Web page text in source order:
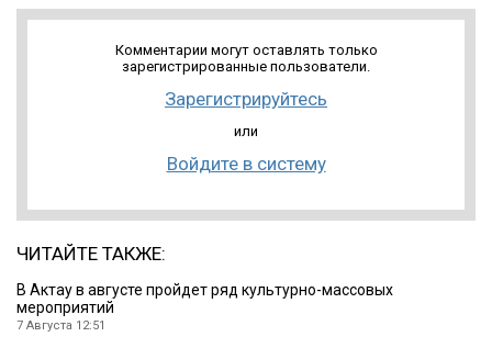
Комментарии могут оставлять только
зарегистрированные пользователи.
Зарегистрируйтесь
или
Войдите в систему
ЧИТАЙТЕ ТАКЖЕ:
В Актау в августе пройдет ряд культурно-массовых
мероприятий
7 Августа 12:51